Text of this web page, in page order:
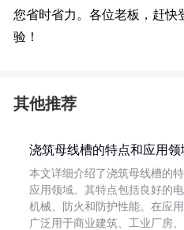
您省时省力。各位老板，赶快
验！
其他推荐
浇筑母线槽的特点和应用领
本文详细介绍了浇筑母线槽的
应用领域。其特点包括良好的电
机械、防火和防护性能。在应用
广泛用于商业建筑、工业厂房